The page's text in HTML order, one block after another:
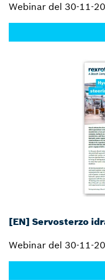
Webinar del 30-11-
[EN] Servosterzo
Webinar del 30-11-